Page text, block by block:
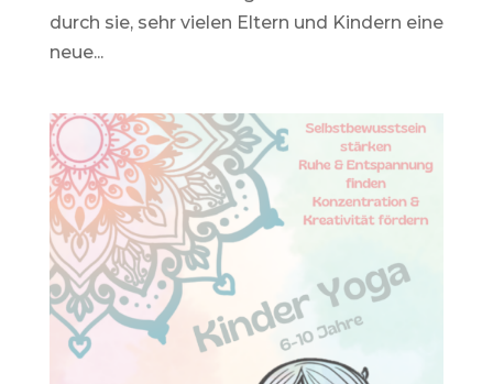
durch sie, sehr vielen Eltern und Kindern eine
neue...